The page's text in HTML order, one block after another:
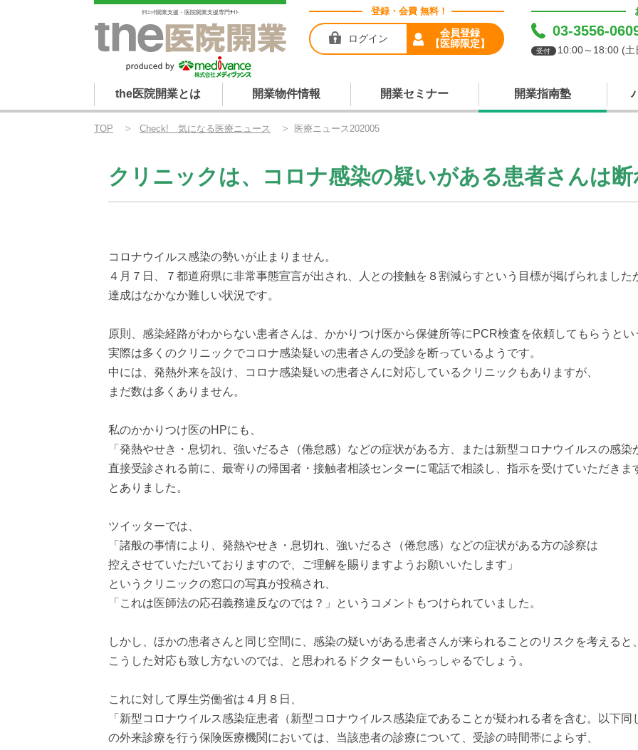
ｸﾘﾆｯｸ開業支援・医院開業支援専門ｻｲﾄ 登録・会費 無料！
ログイン
会員登録
【医師限定】
03-3556-
受付 10:00～18:00 (土
the医院開業とは 開業物件情報 開業セミナー 開業指南塾
TOP Check! 気になる医療ニュース 医療ニュース202005
クリニックは、コロナ感染の疑いがある患者さんは断
コロナウイルス感染の勢いが止まりません。
４月７日、７都道府県に非常事態宣言が出され、人との接触を８割減らすという目標が掲げられました
達成はなかなか難しい状況です。
原則、感染経路がわからない患者さんは、かかりつけ医から保健所等にPCR検査を依頼してもらうとい
実際は多くのクリニックでコロナ感染疑いの患者さんの受診を断っているようです。
中には、発熱外来を設け、コロナ感染疑いの患者さんに対応しているクリニックもありますが、
まだ数は多くありません。
私のかかりつけ医のHPにも、
「発熱やせき・息切れ、強いだるさ（倦怠感）などの症状がある方、または新型コロナウイルスの感染
直接受診される前に、最寄りの帰国者・接触者相談センターに電話で相談し、指示を受けていただきま
とありました。
ツイッターでは、
「諸般の事情により、発熱やせき・息切れ、強いだるさ（倦怠感）などの症状がある方の診察は
控えさせていただいておりますので、ご理解を賜りますようお願いいたします」
というクリニックの窓口の写真が投稿され、
「これは医師法の応召義務違反なのでは？」というコメントもつけられていました。
しかし、ほかの患者さんと同じ空間に、感染の疑いがある患者さんが来られることのリスクを考えると、
こうした対応も致し方ないのでは、と思われるドクターもいらっしゃるでしょう。
これに対して厚生労働省は４月８日、
「新型コロナウイルス感染症患者（新型コロナウイルス感染症であることが疑われる者を含む。以下同
の外来診療を行う保険医療機関においては、当該患者の診療について、受診の時間帯によらず、